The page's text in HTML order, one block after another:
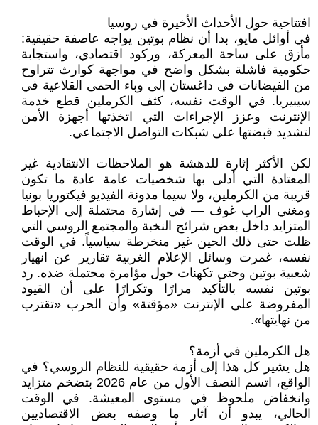
افتتاحية حول الأحداث الأخيرة في روسيا
في أوائل مايو، بدا أن نظام بوتين يواجه عاصفة حقيقية:
مأزق على ساحة المعركة، وركود اقتصادي، واستجابة
حكومية فاشلة بشكل واضح في مواجهة كوارث تتراوح
من الفيضانات في داغستان إلى وباء الحمى القلاعية في
سيبيريا. في الوقت نفسه، كثف الكرملين قطع خدمة
الإنترنت وعزز الإجراءات التي اتخذتها أجهزة الأمن
لتشديد قبضتها على شبكات التواصل الاجتماعي.
لكن الأكثر إثارة للدهشة هو الملاحظات الانتقادية غير
المعتادة التي أدلى بها شخصيات عامة عادة ما تكون
قريبة من الكرملين، ولا سيما مدونة الفيديو فيكتوريا بونيا
ومغني الراب غوف — في إشارة محتملة إلى الإحباط
المتزايد داخل بعض شرائح النخبة والمجتمع الروسي التي
ظلت حتى ذلك الحين غير منخرطة سياسياً. في الوقت
نفسه، غمرت وسائل الإعلام الغربية تقارير عن انهيار
شعبية بوتين وحتى تكهنات حول مؤامرة محتملة ضده. رد
بوتين نفسه بالتأكيد مرارًا وتكرارًا على أن القيود
المفروضة على الإنترنت «مؤقتة» وأن الحرب «تقترب
من نهايتها».
هل الكرملين في أزمة؟
هل يشير كل هذا إلى أزمة حقيقية للنظام الروسي؟ في
الواقع، اتسم النصف الأول من عام 2026 بتضخم متزايد
وانخفاض ملحوظ في مستوى المعيشة. في الوقت
الحالي، يبدو أن آثار ما وصفه بعض الاقتصاديين